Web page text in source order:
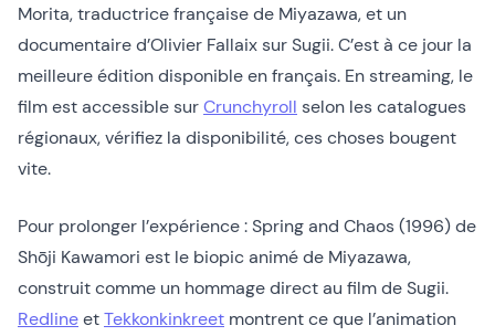
Morita, traductrice française de Miyazawa, et un
documentaire d’Olivier Fallaix sur Sugii. C’est à ce jour la
meilleure édition disponible en français. En streaming, le
film est accessible surCrunchyroll selon les catalogues
régionaux, vérifiez la disponibilité, ces choses bougent
vite.
Pour prolonger l’expérience : Spring and Chaos (1996) de
Shōji Kawamori est le biopic animé de Miyazawa,
construit comme un hommage direct au film de Sugii.
RedlineetTekkonkinkreet montrent ce que l’animation